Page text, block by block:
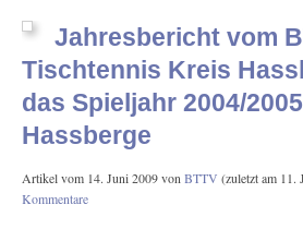
Jahresbericht vom
Tischtennis Kreis
das Spieljahr 2004/
Hassberge
Artikel vom 14. Juni 2009von BTTV (zuletzt am 11.
Kommentare